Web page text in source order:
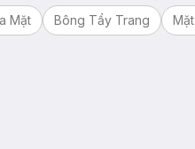
Mặt Bông Tẩy Trang